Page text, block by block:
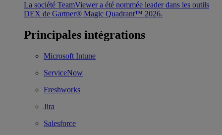
La société TeamViewer a été nommée leader dans les outils
DEX de Gartner® Magic Quadrant™ 2026.
Principales intégrations
Microsoft Intune
ServiceNow
Freshworks
Jira
Salesforce